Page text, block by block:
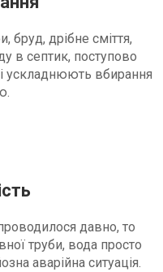
бруд, дрібне сміття,
в септик, поступово
ускладнюють вбирання
давно, то
труби, вода просто
аварійна ситуація.